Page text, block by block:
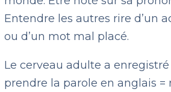
Entendre les autres rire d’un
ou d’un mot mal placé.
Le cerveau adulte a
prendre la parole en anglais =